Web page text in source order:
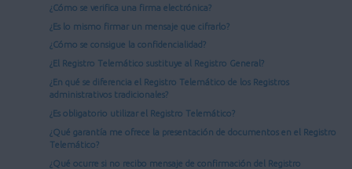
¿Cómo se verifica una firma electrónica?
¿Es lo mismo firmar un mensaje que cifrarlo?
¿Cómo se consigue la confidencialidad?
¿El Registro Telemático sustituye al Registro General?
¿En qué se diferencia el Registro Telemático de los Registros
administrativos tradicionales?
¿Es obligatorio utilizar el Registro Telemático?
¿Qué garantía me ofrece la presentación de documentos en el Registro
Telemático?
¿Qué ocurre si no recibo mensaje de confirmación del Registro